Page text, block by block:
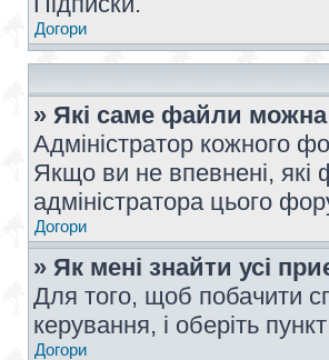
Догори
» Які саме файли
Адміністратор кожного
Якщо ви не впевнені, які
адміністратора цього
Догори
» Як мені знайти усі
Для того, щоб побачити
керування, і оберіть
Догори